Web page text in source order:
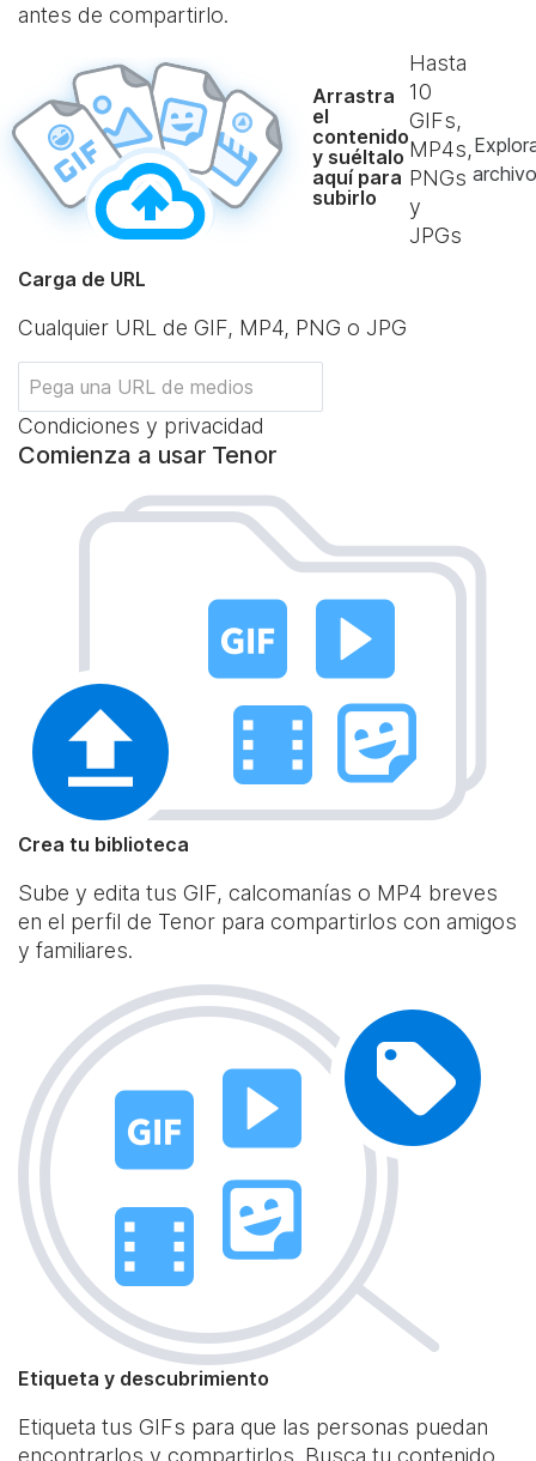
antes de compartirlo.
Arrastra
el
contenido
y suéltalo
aquí para
subirlo
Hasta
10
GIFs,
MP4s,
PNGs
y
JPGs
Carga de URL
Cualquier URL de GIF, MP4, PNG o JPG
Condiciones y privacidad
Comienza a usar Tenor
Crea tu biblioteca
Sube y edita tus GIF, calcomanías o MP4 breves
en el perfil de Tenor para compartirlos con amigos
y familiares.
Etiqueta y descubrimiento
Etiqueta tus GIFs para que las personas puedan
encontrarlos y compartirlos. Busca tu contenido